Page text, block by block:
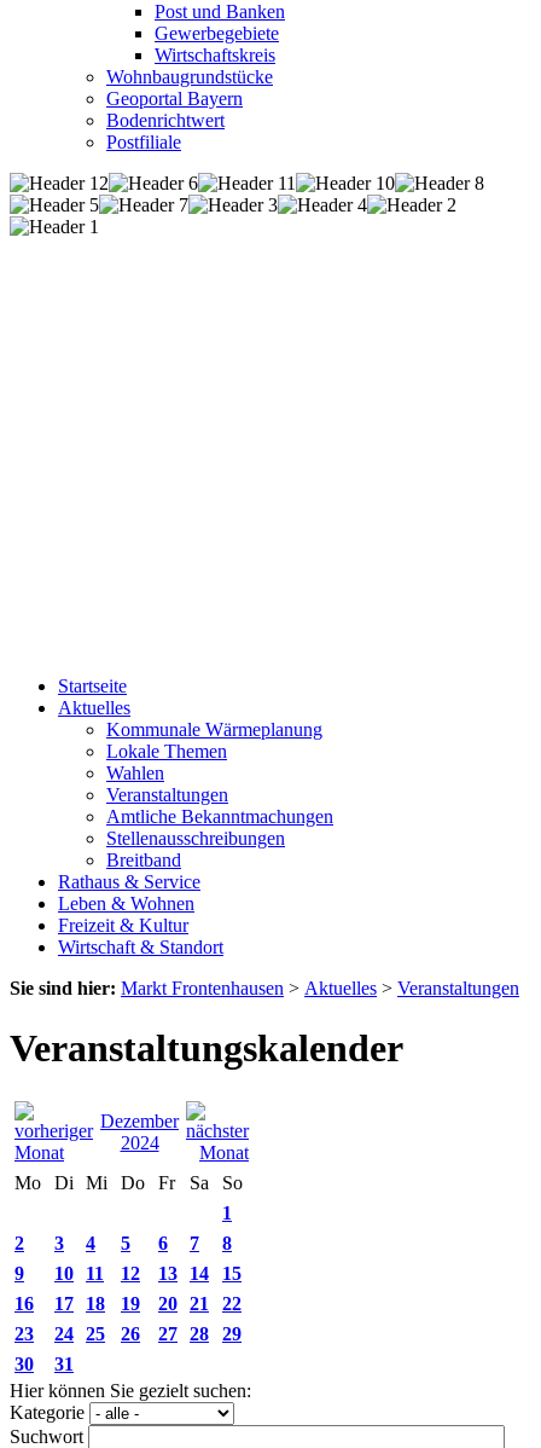
Post und Banken
Gewerbegebiete
Wirtschaftskreis
Wohnbaugrundstücke
Geoportal Bayern
Bodenrichtwert
Postfiliale
Startseite
Aktuelles
Kommunale Wärmeplanung
Lokale Themen
Wahlen
Veranstaltungen
Amtliche Bekanntmachungen
Stellenausschreibungen
Breitband
Rathaus & Service
Leben & Wohnen
Freizeit & Kultur
Wirtschaft & Standort
Sie sind hier: Markt Frontenhausen > Aktuelles > Veranstaltungen
Veranstaltungskalender
Dezember
2024
Mo
Di Mi Do Fr Sa
So
1
2
3 4 5 6 7
8
9
10 11 12 13 14
15
16
17 18 19 20 21
22
23
24 25 26 27 28
29
30
31
Hier können Sie gezielt suchen:
Kategorie
Suchwort